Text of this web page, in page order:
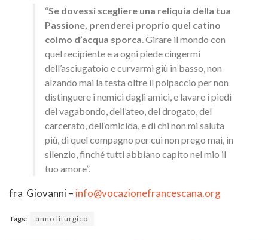
“Se dovessi scegliere una reliquia della tua
Passione, prenderei proprio quel catino
colmo d’acqua sporca . Girare il mondo con
quel recipiente e a ogni piede cingermi
dell’asciugatoio e curvarmi giù in basso, non
alzando mai la testa oltre il polpaccio per non
distinguere i nemici dagli amici, e lavare i piedi
del vagabondo, dell’ateo, del drogato, del
carcerato, dell’omicida, e di chi non mi saluta
più, di quel compagno per cui non prego mai, in
silenzio, finché tutti abbiano capito nel mio il
tuo amore”.
fra Giovanni – info@vocazionefrancescana.org
Tags: anno liturgico